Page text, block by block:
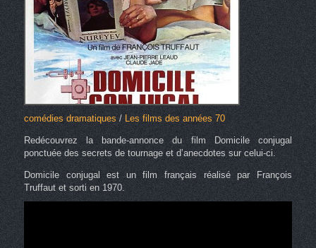
comédies dramatiques/ Les films des années 70
Redécouvrez la bande-annonce du film Domicile conjugal
ponctuée des secrets de tournage et d’anecdotes sur celui-ci.
Domicile conjugal est un film français réalisé par François
Truffaut et sorti en 1970.